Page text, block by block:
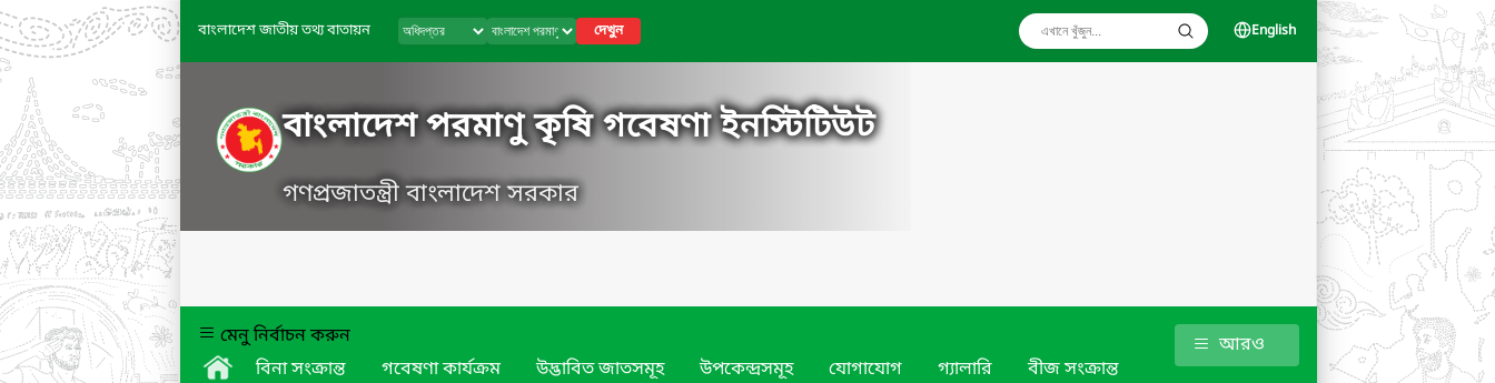
বাংলাদেশ জাতীয় তথ্য বাতায়ন দেখুন English
বাংলাদেশ পরমাণু কৃষি গবেষণা ইনস্টিটিউট
গণপ্রজাতন্ত্রী বাংলাদেশ সরকার
মেনু নির্বাচন করুন
বিনা সংক্রান্ত
গবেষণা কার্যক্রম উদ্ভাবিত জাতসমূহ উপকেন্দ্রসমূহ যোগাযোগ গ্যালারি বীজ সংক্রান্ত
আরও